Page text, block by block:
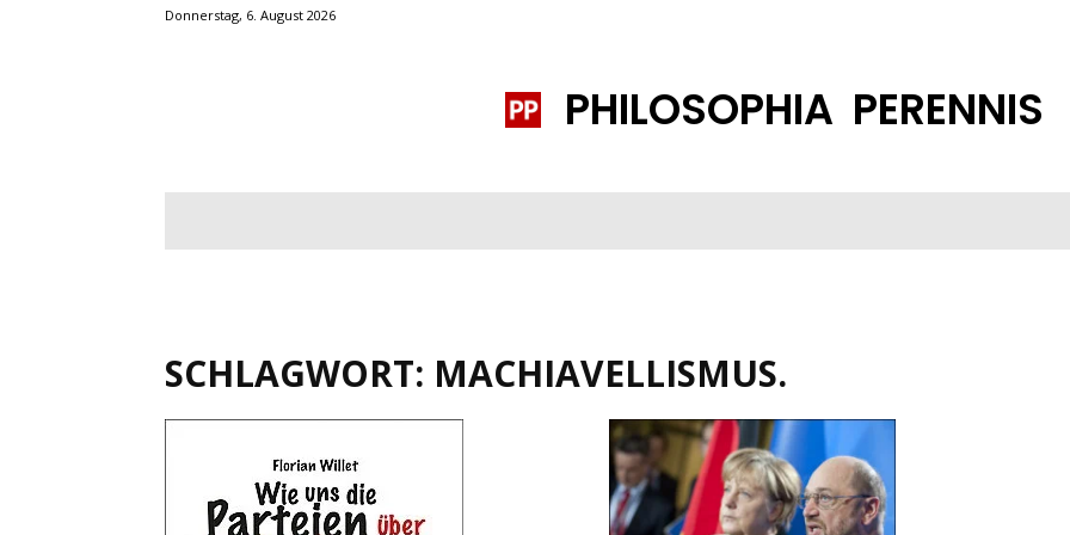
Donnerstag, 6. August 2026
PHILOSOPHIA PERENNIS
SCHLAGWORT: MACHIAVELLISMUS.